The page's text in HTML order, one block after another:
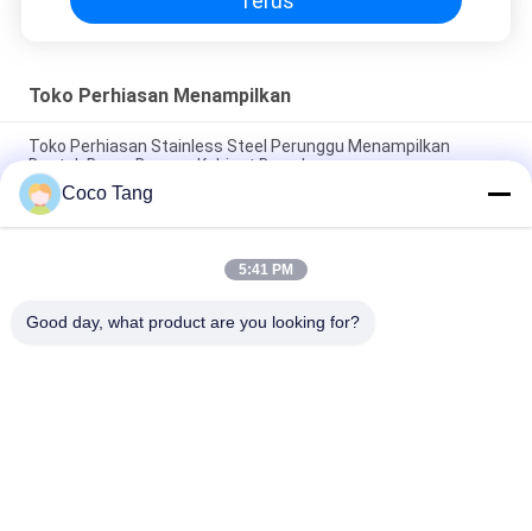
Toko Perhiasan Menampilkan
Toko Perhiasan Stainless Steel Perunggu Menampilkan
Bentuk Busur Dengan Kabinet Bawah
Toko Perhiasan SS304 Menampilkan Tampilan Toko Perunggu
Untuk Kaca Jam
ODM Black Titanium Jewelry Store Menampilkan Dengan
Coco Tang
5:41 PM
Good day, what product are you looking for?